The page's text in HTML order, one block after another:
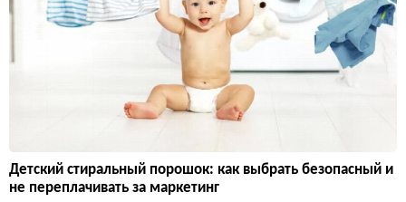
Детский стиральный порошок: как выбрать безопасный и
не переплачивать за маркетинг